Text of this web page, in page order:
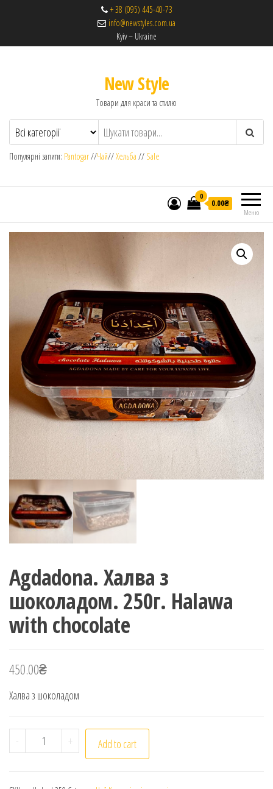
+ 38 (095) 445-40-73
info@newstyles.com.ua
Kyiv – Ukraine
New Style
Товари для краси та стилю
Популярні запити: Pantogar//Чай//Хельба // Sale
Меню
0
0.00₴
Agdadona. Халва з
шоколадом. 250г. Halawa
with chocolate
450.00₴
Халва з шоколадом
- Agdadona. Халва з шоколадом. 250г. Halawa with
+ Add to cart